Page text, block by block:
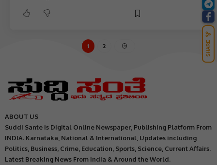
1 2
ABOUT US
Suddi Sante is Digital Online Newspaper, Publishing Platform From
INDIA. Karnataka, National & International, Updates including
Politics, Business, Crime, Education, Sports, Science, Current Affairs.
Latest Breaking News From India & Around the World.
SHARE